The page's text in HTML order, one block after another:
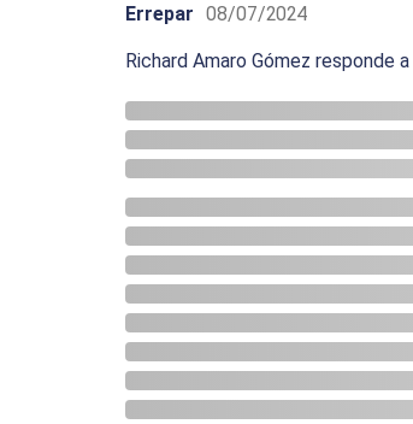
Errepar 08/07/2024
Richard Amaro Gómez responde